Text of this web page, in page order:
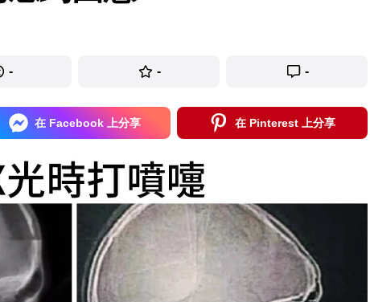
- - -
在 Facebook 上分享 在 Pinterest 上分享